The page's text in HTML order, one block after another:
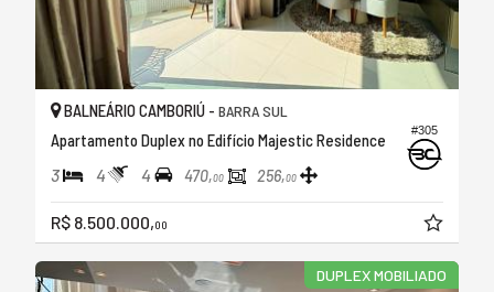
#305
BALNEÁRIO CAMBORIÚ - BARRA SUL
Apartamento Duplex no Edifício Majestic Residence
3 4 4 470,00 256,00
R$ 8.500.000,00
DUPLEX MOBILIADO